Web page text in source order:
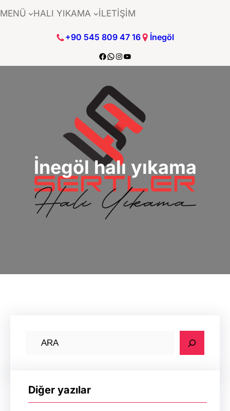
İçeriğe
MENÜ HALI YIKAMA İLETİŞİM
+90 545 809 47 16
İnegöl
https://www.facebook.com/
https://wa.me/+905458094716
https://www.instagram.com/
https://www.youtube.com/
İnegöl halı yıkama
Diğer yazılar